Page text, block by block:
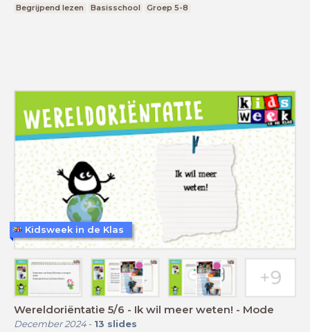
Begrijpend lezen Basisschool Groep 5-8
Wereldoriëntatie 5/6 - Ik wil meer weten! - Mode
December 2024- 13 slides
Kidsweek in de Klas